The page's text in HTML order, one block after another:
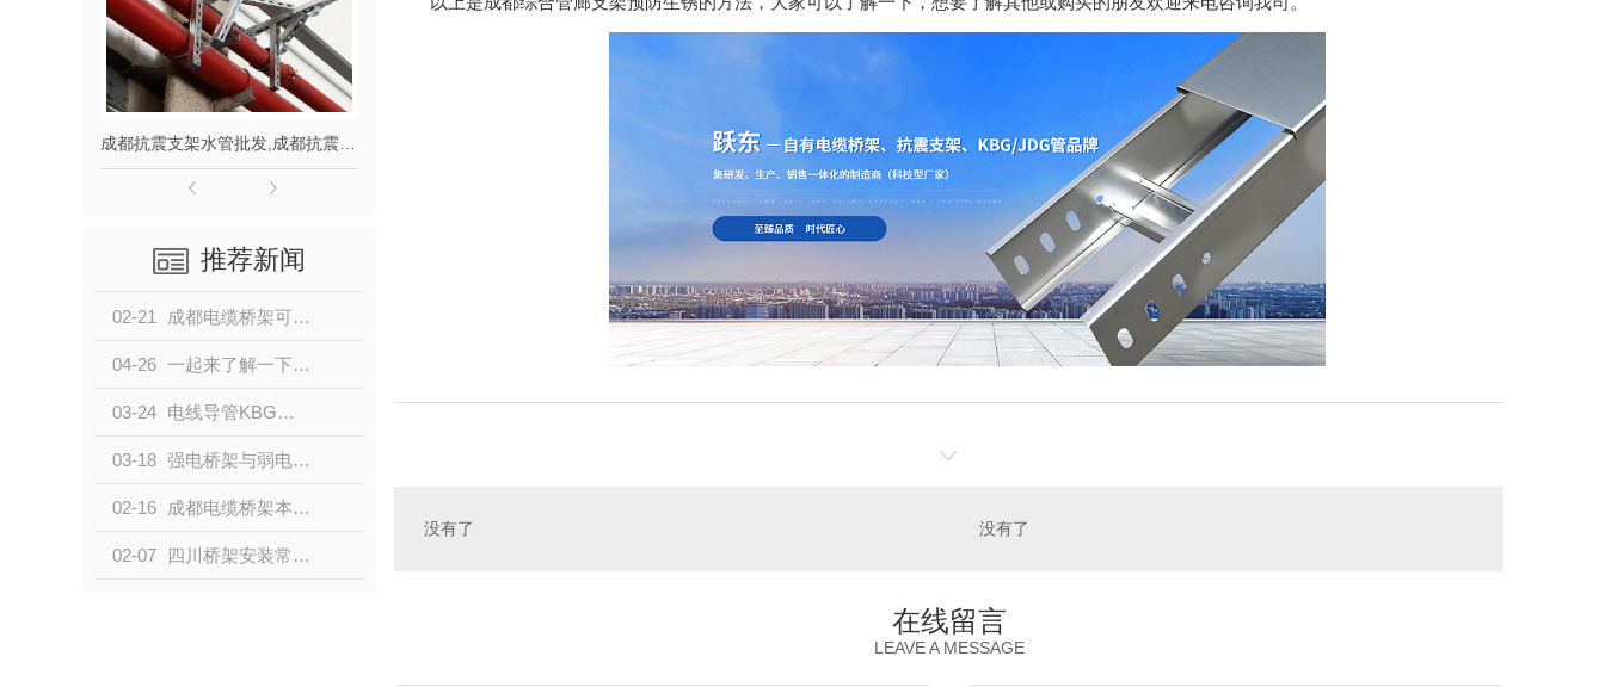
成都抗震支架水管批发,成都抗震支架制作 成都电缆桥架厂家,托盘式桥架价格
推荐新闻
02-21 成都电缆桥架可以穿越楼梯间或电梯前室吗？这篇文章给你说清楚
04-26 一起来了解一下成都抗震支架怎么科学的布置抗震节点
03-24 电线导管KBG、JDG和SC的正确选用
03-18 强电桥架与弱电桥架的间距是多少，有什么注意事项？
02-16 成都电缆桥架本身防火吗，如何才能防火？
02-07 四川桥架安装常见质量问题有哪些？看看就知道
没有了 没有了
在线留言
LEAVE A MESSAGE